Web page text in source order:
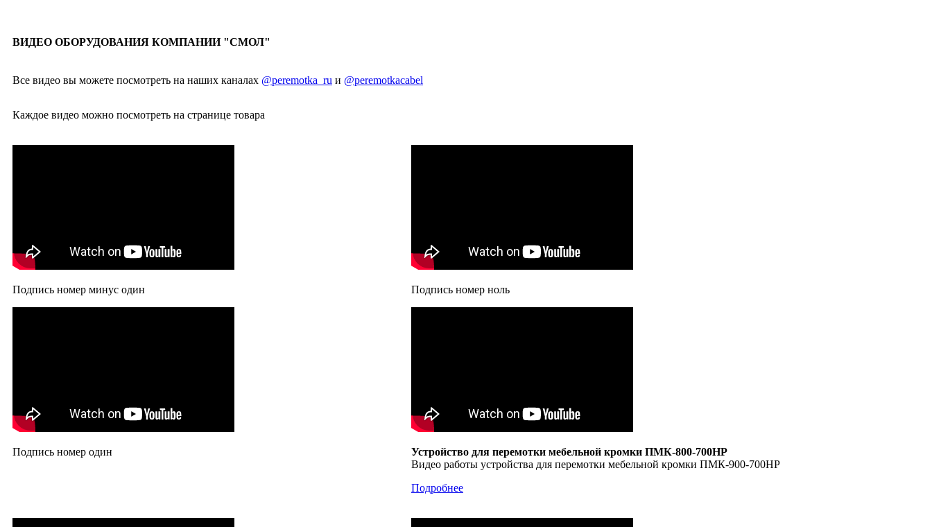
ВИДЕО ОБОРУДОВАНИЯ КОМПАНИИ "СМОЛ"
Все видео вы можете посмотреть на наших каналах @peremotka_ru и @peremotkacabel
Каждое видео можно посмотреть на странице товара
Подпись номер минус один Подпись номер ноль
Подпись номер один
Устройство для перемотки мебельной кромки ПМК-800-700НР
Видео работы устройства для перемотки мебельной кромки ПМК-900-700НР
Подробнее